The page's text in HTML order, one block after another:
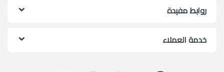
روابط مفيدة
خدمة العملاء